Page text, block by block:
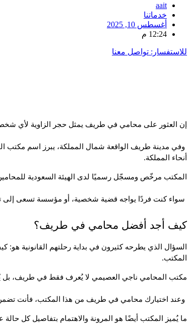
aait
خدماتنا
أغسطس 10, 2025
12:24 م
للاستفسار: تواصل معنا
إن العثور على محامي في طريف يمثل حجر الزاوية لأي شخص
أنحاء المملكة.
المكتب مرخّص ومسجّل رسميًا لدى الهيئة السعودية
كيف أجد أفضل محامي في طريف؟
المكتب.
مكتب المحامي ناجي العصيمي لا يُعرف فقط في طريف، بل يُعد
ما يُميز المكتب أيضًا هو المرونة والاهتمام بتفاصيل كل